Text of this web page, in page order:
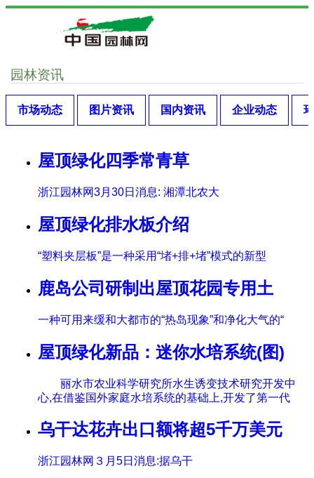
园林资讯
市场动态 图片资讯 国内资讯 企业动态
屋顶绿化四季常青草
浙江园林网3月30日消息: 湘潭北农大
屋顶绿化排水板介绍
“塑料夹层板”是一种采用“堵+排+堵”模式的新型
鹿岛公司研制出屋顶花园专用土
一种可用来缓和大都市的“热岛现象”和净化大气的“
屋顶绿化新品：迷你水培系统(图)
丽水市农业科学研究所水生诱变技术研究开发中
心,在借鉴国外家庭水培系统的基础上,开发了第一代
乌干达花卉出口额将超5千万美元
浙江园林网３月5日消息:据乌干